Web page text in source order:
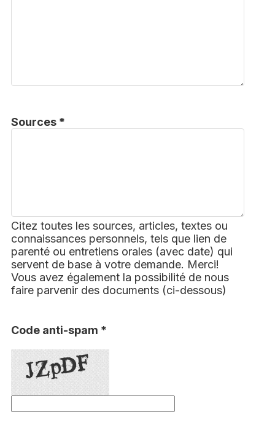
Sources *
Citez toutes les sources, articles, textes ou
connaissances personnels, tels que lien de
parenté ou entretiens orales (avec date) qui
servent de base à votre demande. Merci!
Vous avez également la possibilité de nous
faire parvenir des documents (ci-dessous)
Code anti-spam *